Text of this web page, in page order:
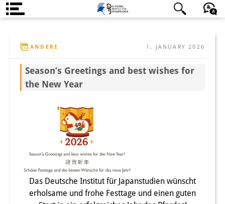
Institut
Team
Forschungsteam
Publikationen &
Wissenschaftskommunikation
Forschungsservice
GastwissenschaftlerInnen
ANDERE 1. JANUARY 2026
Season’s Greetings and best wishes for
the New Year
Das Deutsche Institut für Japanstudien wünscht
erholsame und frohe Festtage und einen guten